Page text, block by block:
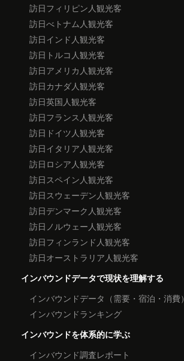
訪日フィリピン人観光客
訪日べトナム人観光客
訪日インド人観光客
訪日トルコ人観光客
訪日アメリカ人観光客
訪日カナダ人観光客
訪日英国人観光客
訪日フランス人観光客
訪日ドイツ人観光客
訪日イタリア人観光客
訪日ロシア人観光客
訪日スペイン人観光客
訪日スウェーデン人観光客
訪日デンマーク人観光客
訪日ノルウェー人観光客
訪日フィンランド人観光客
訪日オーストラリア人観光客
インバウンドデータで現状を理解する
インバウンドデータ（需要・宿泊・消費）
インバウンドランキング
インバウンドを体系的に学ぶ
インバウンド調査レポート